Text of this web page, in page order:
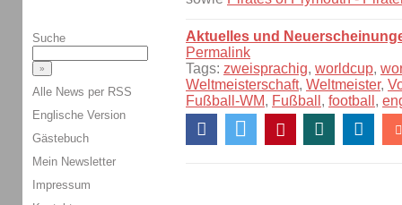
Aktuelles und
Permalink
Tags: zweisprachig, worldcup,
Weltmeisterschaft, Weltmeister,
Fußball-WM, Fußball , football ,
Suche
Alle News per RSS
Englische Version
Gästebuch
Mein Newsletter
Impressum